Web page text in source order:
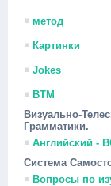
метод
Картинки
Jokes
ВТМ
Визуально-
Грамматики.
Английский -
Система
Вопросы по